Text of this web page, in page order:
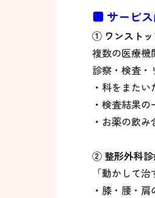
■ サービ
① ワンストッ
複数の医療機
診察・検査・
・科をまたい
・検査結果の
・ お薬の飲
② 整形外科診
「動かして
・ 膝・腰・肩